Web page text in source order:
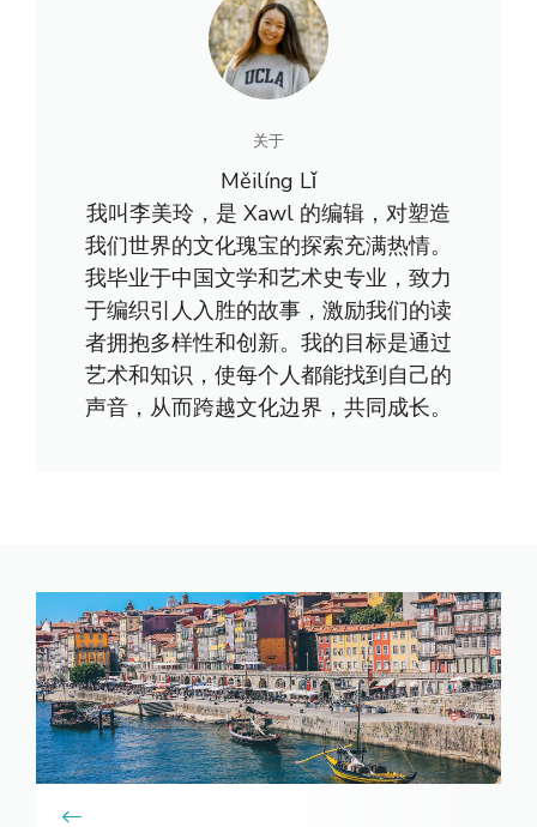
关于
Měilíng Lǐ
我叫李美玲，是 Xawl 的编辑，对塑造
我们世界的文化瑰宝的探索充满热情。
我毕业于中国文学和艺术史专业，致力
于编织引人入胜的故事，激励我们的读
者拥抱多样性和创新。我的目标是通过
艺术和知识，使每个人都能找到自己的
声音，从而跨越文化边界，共同成长。